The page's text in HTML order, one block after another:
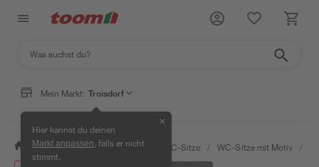
Mein Markt: Troisdorf
Hier kannst du deinen
Markt anpassen , falls er nicht
stimmt.
✕
/ Bad & Sanitär / Toiletten WC-Sitze / WC-Sitze mit Motiv /